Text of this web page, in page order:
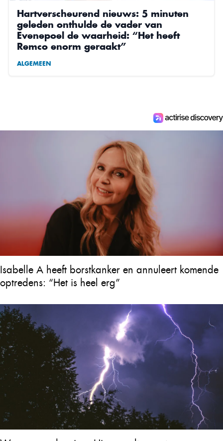
Hartverscheurend nieuws: 5 minuten
geleden onthulde de vader van
Evenepoel de waarheid: “Het heeft
Remco enorm geraakt”
ALGEMEEN
Isabelle A heeft borstkanker en annuleert komende
optredens: “Het is heel erg”